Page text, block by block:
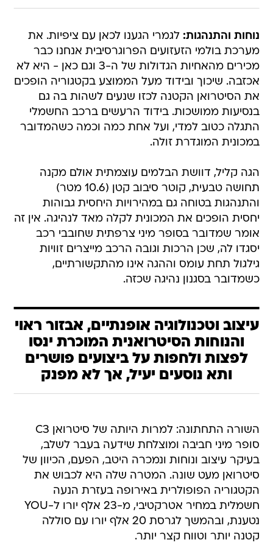
נוחות והתנהגות: לגמרי הגענו לכאן עם ציפיות. את
מערכת בולמי הזעזועים הפרוגרסיבית אנחנו כבר
מכירים מהאחיות הגדולות של ה-3 וגם כאן - היא לא
אכזבה. שיכוך ובידוד מעל הממוצע בקטגוריה הופכים
את הסיטרואן הקטנה לכזו שנעים לשהות בה גם
בנסיעות ממושכות. בידוד הרעשים ברכב החשמלי
התגלה כטוב למדי, ועל אחת כמה וכמה כשהמדובר
במכונית המוגדרת זולה.
הגה קליל, דוושת הבלמים עוצמתית אולם מקנה
תחושה טבעית, קוטר סיבוב קטן (10.6 מטר)
והתנהגות בטוחה גם במהירויות היחסית גבוהות
יחסית הופכים את המכונית לקלה מאד לנהיגה. אין זה
אומר שמדובר בסופר מיני צרפתית שחובבי רכב
יסגדו לה, שכן הרכות וגובה הרכב מייצרים זוויות
גילגול תחת עומס וההגה אינו מהתקשורתיים,
כשמדובר בסגנון נהיגה שכזה.
עיצוב וטכנולוגיה אופנתיים, אבזור ראוי
והנוחות הסיטרואנית המוכרת ינסו
לפצות ולחפות על ביצועים פושרים
ותא נוסעים יעיל, אך לא מפנק
השורה התחתונה: למרות היותה של סיטרואן C3
סופר מיני חביבה ומוצלחת שידעה בעבר לשלב,
בעיקר עיצוב ונוחות ונמכרה היטב, הפעם, הכיוון של
סיטרואן מעט שונה. המטרה שלה היא לכבוש את
הקטגוריה הפופולרית באירופה בעזרת הנעה
חשמלית במחיר אטרקטיבי, מ-23 אלף יורו ל-YOU
נטענת, ובהמשך לגרסת 20 אלף יורו עם סוללה
קטנה יותר וטווח קצר יותר.